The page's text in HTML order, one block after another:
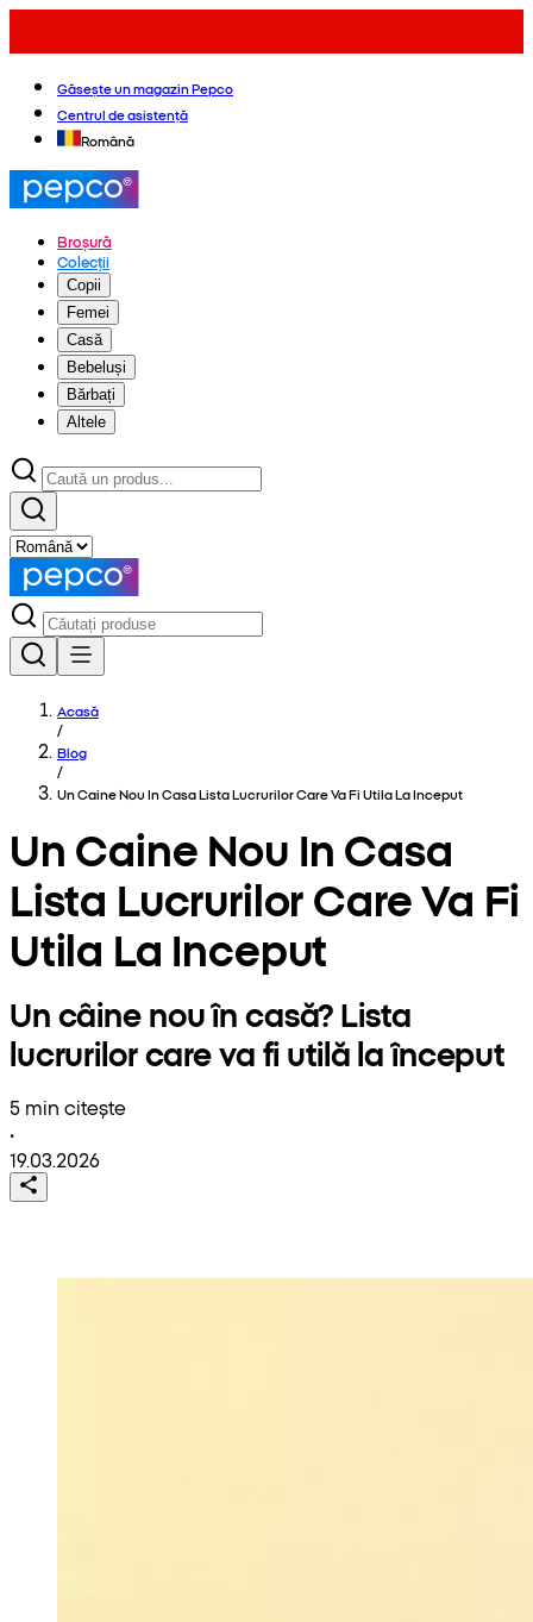
Găsește un magazin Pepco
Centrul de asistență
Română
Broșură
Colecții
Copii
Femei
Casă
Bebeluși
Bărbați
Altele
Acasă
/
Blog
/
Un Caine Nou In Casa Lista Lucrurilor Care Va Fi Utila La Inceput
Un Caine Nou In Casa
Lista Lucrurilor Care Va Fi
Utila La Inceput
Un câine nou în casă? Lista
lucrurilor care va fi utilă la început
5 min citește
•
19.03.2026